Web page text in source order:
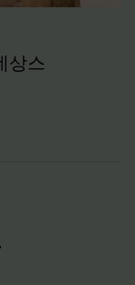
상스